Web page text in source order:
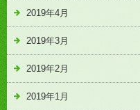
2019年4月
2019年3月
2019年2月
2019年1月